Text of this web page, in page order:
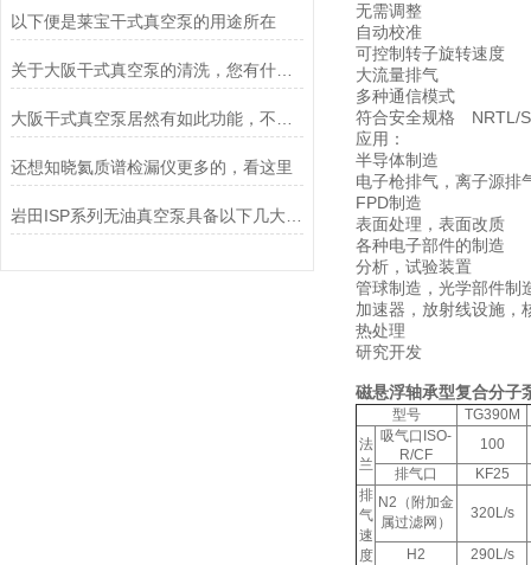
以下便是莱宝干式真空泵的用途所在
关于大阪干式真空泵的清洗，您有什么建议？
还想知晓氦质谱检漏仪更多的，看这里
无需调整
自动校准
可控制转子旋转速度
大流量排气
多种通信模式
符合安全规格 NRTL/
应用：
半导体制造
电子枪排气，离子源排
FPD制造
表面处理，表面改质
各种电子部件的制造
分析，试验装置
管球制造，光学部件制
加速器，放射线设施，
热处理
研究开发
磁悬浮轴承型复合分子
型号
TG390M
法
兰
吸气口ISO-
R/CF
100
排气口
KF25
排
气
速
度
N2（附加金
属过滤网）
320L/s
H2
290L/s